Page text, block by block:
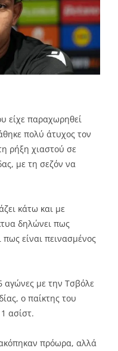
είχε παραχωρηθεί
πολύ άτυχος τον
ρήξη χιαστού σε
με τη σεζόν να
κάτω και με
δηλώνει πως
πως είναι πεινασμένος
αγώνες με την Τσβόλε
ο παίκτης του
ασίστ.
πρόωρα, αλλά